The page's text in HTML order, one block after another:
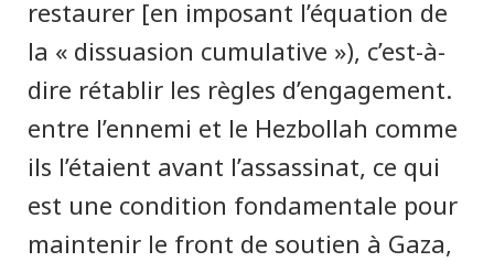
restaurer [en imposant l’équation de
la « dissuasion cumulative »), c’est-à-
dire rétablir les règles d’engagement.
entre l’ennemi et le Hezbollah comme
ils l’étaient avant l’assassinat, ce qui
est une condition fondamentale pour
maintenir le front de soutien à Gaza,